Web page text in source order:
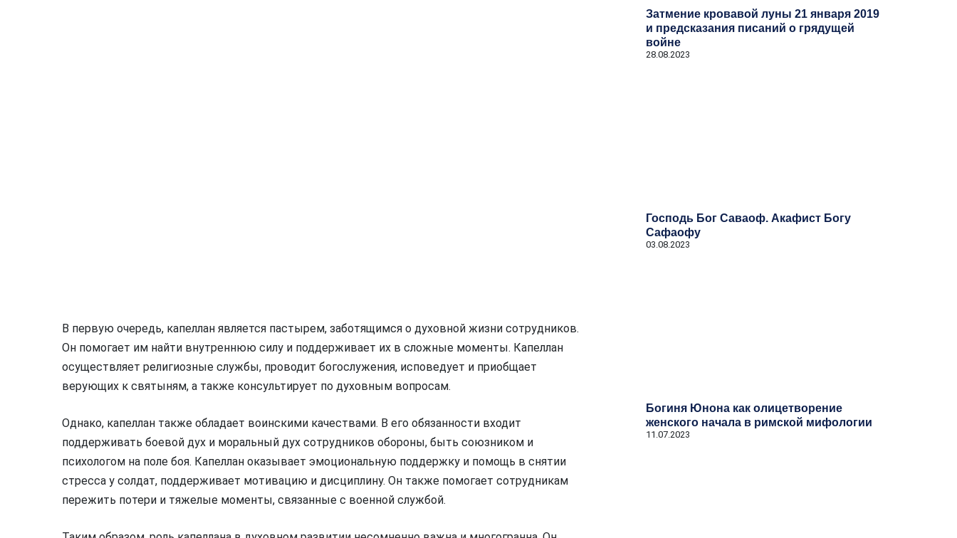
В первую очередь, капеллан является пастырем, заботящимся о духовной жизни сотрудников.
Он помогает им найти внутреннюю силу и поддерживает их в сложные моменты. Капеллан
осуществляет религиозные службы, проводит богослужения, исповедует и приобщает
верующих к святыням, а также консультирует по духовным вопросам.
Однако, капеллан также обладает воинскими качествами. В его обязанности входит
поддерживать боевой дух и моральный дух сотрудников обороны, быть союзником и
психологом на поле боя. Капеллан оказывает эмоциональную поддержку и помощь в снятии
стресса у солдат, поддерживает мотивацию и дисциплину. Он также помогает сотрудникам
пережить потери и тяжелые моменты, связанные с военной службой.
Затмение кровавой луны 21 января 2019
и предсказания писаний о грядущей
войне
28.08.2023
Господь Бог Саваоф. Акафист Богу
Сафаофу
03.08.2023
Богиня Юнона как олицетворение
женского начала в римской мифологии
11.07.2023